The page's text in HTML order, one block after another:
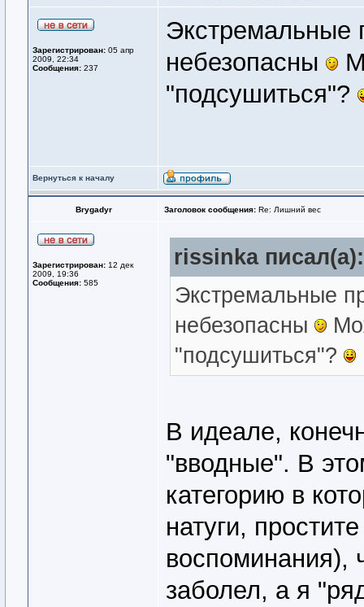
Зарегистрирован: 05 апр
2009, 22:34
Сообщения: 237
Экстремальные
небезопасны
"подсушиться"?
Вернуться к началу
Brygadyr Заголовок сообщения: Re: Лишний вес
Зарегистрирован: 12 дек
2009, 19:36
Сообщения: 585
rissinka писал(а):
Экстремальные
небезопасны
"подсушиться"?
В идеале,
"вводные". В
категорию в
натуги,
воспоминания),
заболел, а я